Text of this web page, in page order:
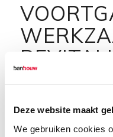
Deze website maakt
We gebruiken cookies
JAN
TILBURG